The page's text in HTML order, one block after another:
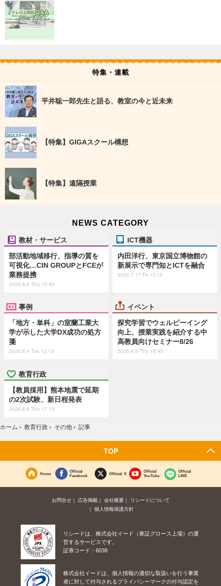
特集・連載
平井聡一郎先生と語る、教室の今と近未来
【特集】GIGAスクール構想
【特集】遠隔授業
NEWS CATEGORY
教材・サービス
部活動地域移行、指導の質を
可視化…CIN GROUPとFCEが
業務提携
2026.8.6 Thu 15:45
ICT機器
内田洋行、東京国立博物館の
新展示で専門知とICTを融合
2026.7.17 Fri 13:15
事例
「地方・単科」の室蘭工業大
学が示した大学DX成功の処方
箋
2026.8.4 Tue 12:15
イベント
探究学習でウェルビーイング
向上、授業実践を紹介する中
高教員向けセミナー8/26
2026.8.6 Thu 18:45
教育行政
【教員採用】熊本地震で延期
の2次試験、新日程発表
2026.8.6 Thu 17:15
ホーム › 教育行政 › その他 › 記事
TOP
Home
Official
Facebook
Official X
Official
YouTube
Official
LINE
お問合せ 広告掲載 会社概要
リシードについて
個人情報保護方針
リシードは、株式会社イード（東証グロース上場）の運
営するサービスです。
証券コード：6038
株式会社イードは、個人情報の適切な取扱いを行う事業
者に対して付与されるプライバシーマークの付与認定を